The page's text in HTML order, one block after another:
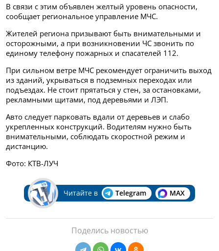
В связи с этим объявлен желтый уровень опасности,
сообщает региональное управление МЧС.
Жителей региона призывают быть внимательными и
осторожными, а при возникновении ЧС звонить по
единому телефону пожарных и спасателей 112.
При сильном ветре МЧС рекомендует ограничить выход
из зданий, укрываться в подземных переходах или
подъездах. Не стоит прятаться у стен, за остановками,
рекламными щитами, под деревьями и ЛЭП.
Авто следует парковать вдали от деревьев и слабо
укрепленных конструкций. Водителям нужно быть
внимательными, соблюдать скоростной режим и
дистанцию.
Фото: КТВ-ЛУЧ
Читайте в Telegram MAX
Поделись новостью